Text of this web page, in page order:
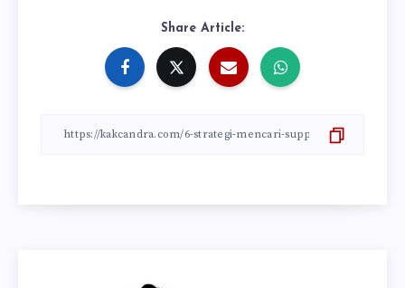
Share Article: